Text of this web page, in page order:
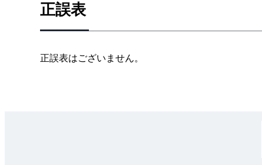
1.3.2 暗号化と復号
1.4 円周率πの計算 ［問題4 級数によるπの計算］
1.5.1 塔のモデル
正誤表
正誤表はございません。